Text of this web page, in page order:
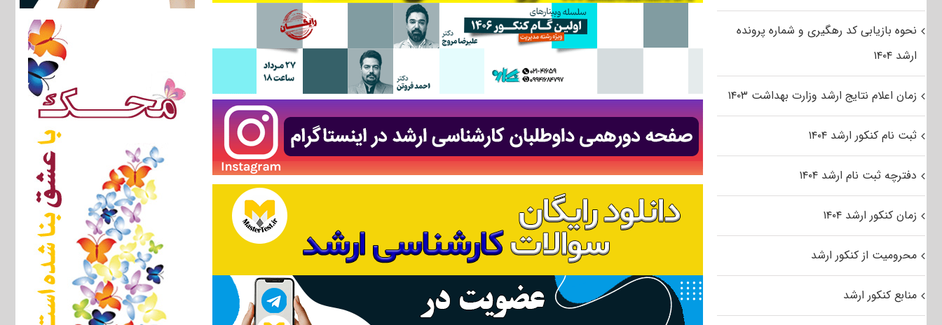
نحوه بازیابی کد رهگیری و شماره پرونده
ارشد ۱۴۰۴
زمان اعلام نتایج ارشد وزارت بهداشت ۱۴۰۳
ثبت نام کنکور ارشد ۱۴۰۴
دفترچه ثبت نام ارشد ۱۴۰۴
زمان کنکور ارشد ۱۴۰۴
محرومیت از کنکور ارشد
منابع کنکور ارشد